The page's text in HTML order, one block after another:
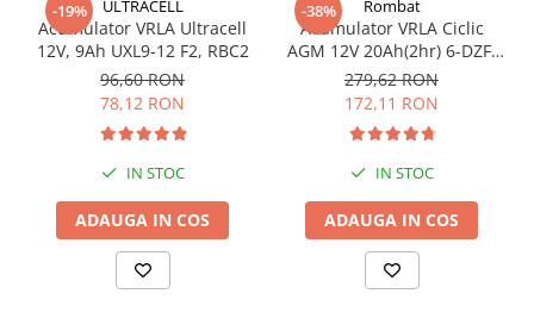
Redresoare, incarcatoare si testere
Redresoare auto, moto, barci si
stationare
sisteme de urgenta - acumulator
extern
UPS Calculatoare si Servere
UPS Trifazat
Stabilizatoare Tensiune
-19% ULTRACELL
Acumulator VRLA Ultracell
12V, 9Ah UXL9-12 F2, RBC2
96,60 RON
78,12 RON
IN STOC
ADAUGA IN COS
-38% Rombat
Acumulator VRLA Ciclic
AGM 12V 20Ah(2hr) 6-DZF-
20 / 6-DZM-20 pentru
biciclete electrice
279,62 RON
172,11 RON
IN STOC
ADAUGA IN COS